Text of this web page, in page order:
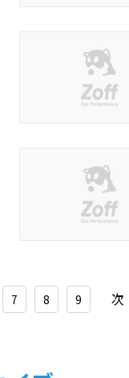
7 8 9 次